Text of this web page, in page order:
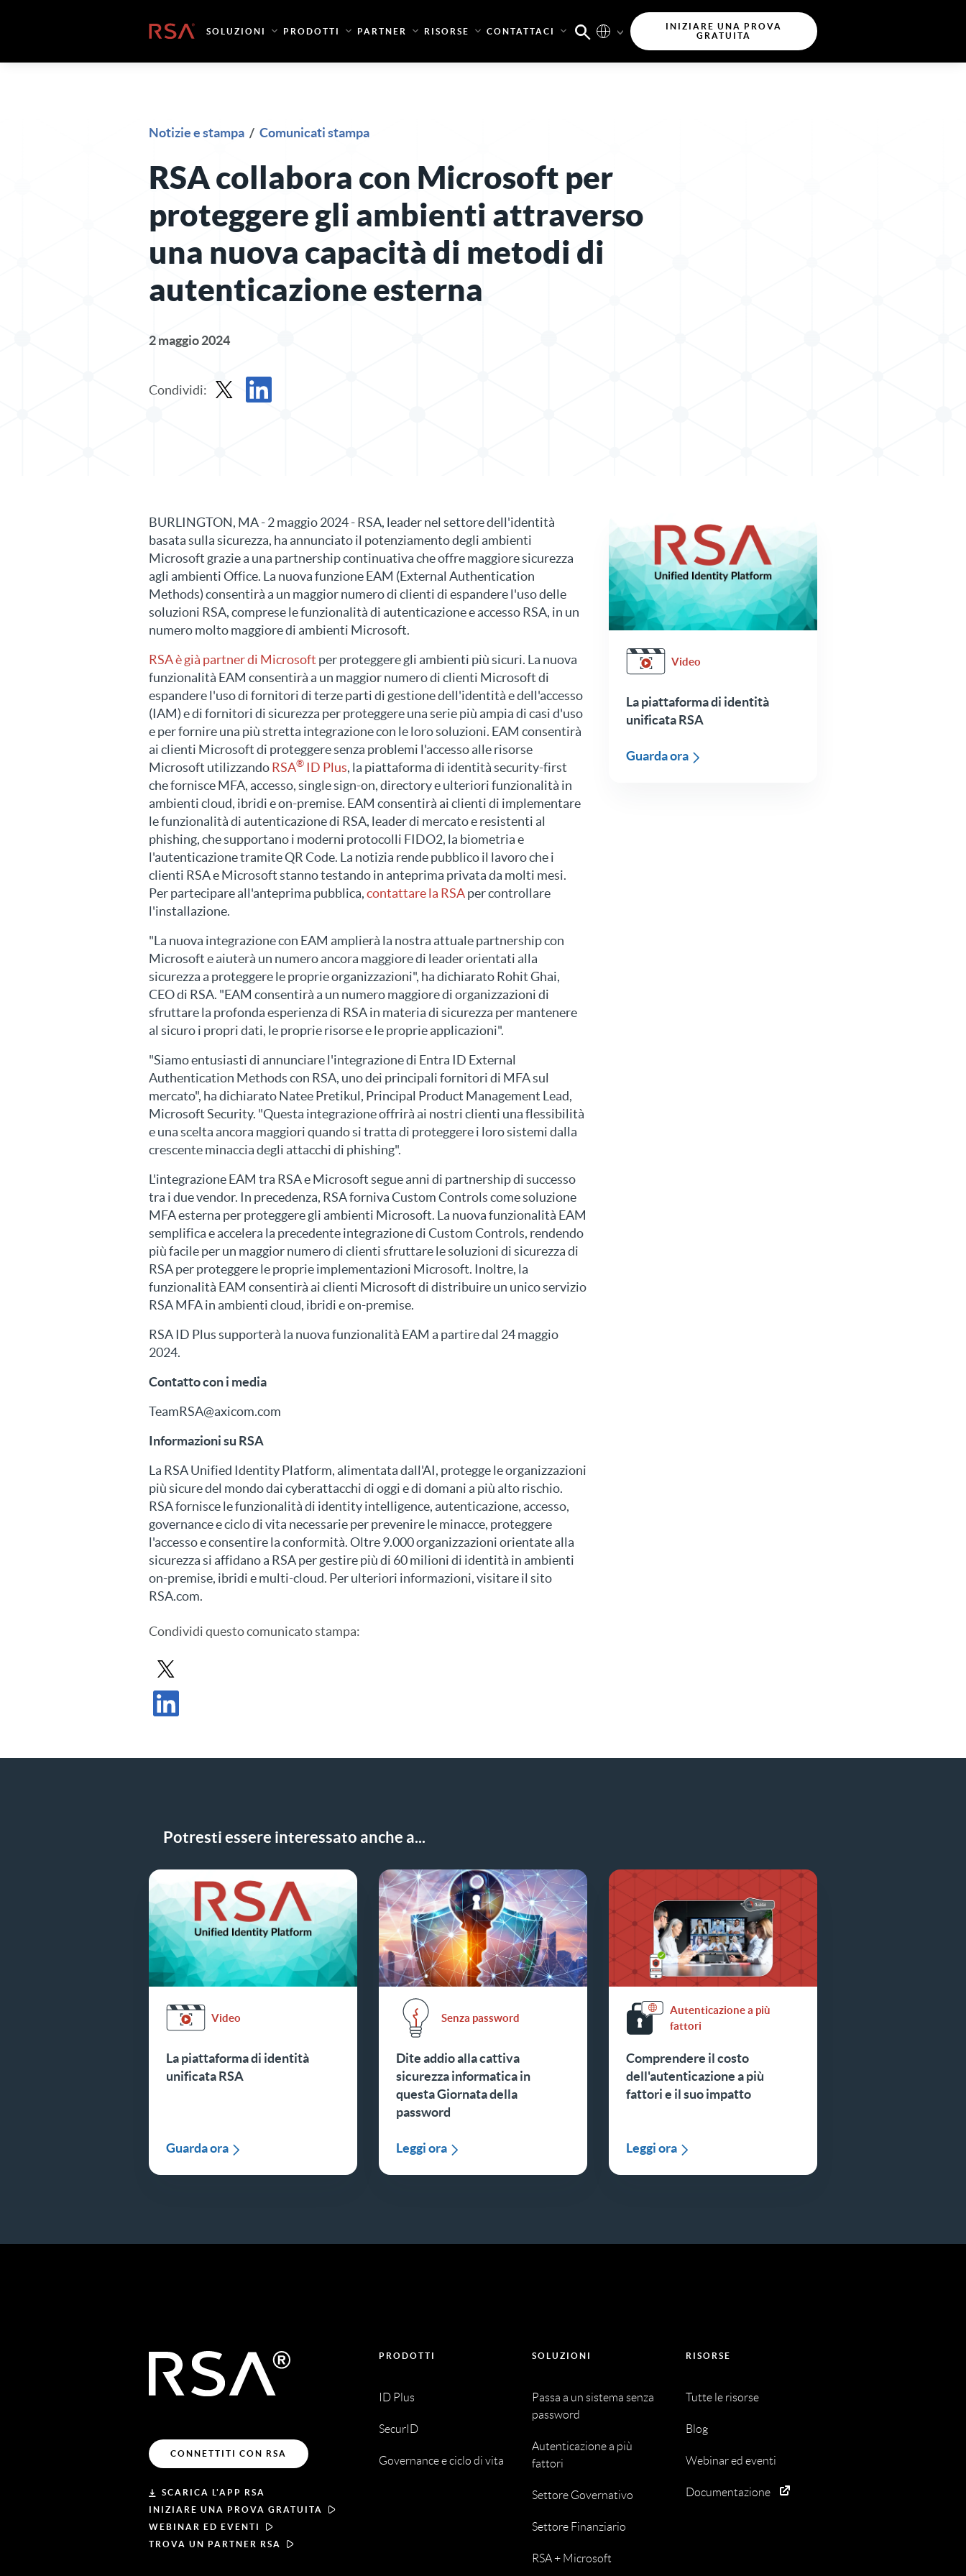
Casa SOLUZIONI PRODOTTI PARTNER RISORSE CONTATTACI
INIZIARE UNA PROVA
GRATUITA
Notizie e stampa / Comunicati stampa
RSA collabora con Microsoft per
proteggere gli ambienti attraverso
una nuova capacità di metodi di
autenticazione esterna
2 maggio 2024
Condividi:
BURLINGTON, MA - 2 maggio 2024 - RSA, leader nel settore dell'identità
basata sulla sicurezza, ha annunciato il potenziamento degli ambienti
Microsoft grazie a una partnership continuativa che offre maggiore sicurezza
agli ambienti Office. La nuova funzione EAM (External Authentication
Methods) consentirà a un maggior numero di clienti di espandere l'uso delle
soluzioni RSA, comprese le funzionalità di autenticazione e accesso RSA, in un
numero molto maggiore di ambienti Microsoft.
RSA è già partner di Microsoft per proteggere gli ambienti più sicuri. La nuova
funzionalità EAM consentirà a un maggior numero di clienti Microsoft di
espandere l'uso di fornitori di terze parti di gestione dell'identità e dell'accesso
(IAM) e di fornitori di sicurezza per proteggere una serie più ampia di casi d'uso
e per fornire una più stretta integrazione con le loro soluzioni. EAM consentirà
ai clienti Microsoft di proteggere senza problemi l'accesso alle risorse
Microsoft utilizzandoRSA® ID Plus, la piattaforma di identità security-first
che fornisce MFA, accesso, single sign-on, directory e ulteriori funzionalità in
ambienti cloud, ibridi e on-premise. EAM consentirà ai clienti di implementare
le funzionalità di autenticazione di RSA, leader di mercato e resistenti al
phishing, che supportano i moderni protocolli FIDO2, la biometria e
l'autenticazione tramite QR Code. La notizia rende pubblico il lavoro che i
clienti RSA e Microsoft stanno testando in anteprima privata da molti mesi.
Per partecipare all'anteprima pubblica,contattare la RSAper controllare
l'installazione.
"La nuova integrazione con EAM amplierà la nostra attuale partnership con
Microsoft e aiuterà un numero ancora maggiore di leader orientati alla
sicurezza a proteggere le proprie organizzazioni", ha dichiarato Rohit Ghai,
CEO di RSA. "EAM consentirà a un numero maggiore di organizzazioni di
sfruttare la profonda esperienza di RSA in materia di sicurezza per mantenere
al sicuro i propri dati, le proprie risorse e le proprie applicazioni".
"Siamo entusiasti di annunciare l'integrazione di Entra ID External
Authentication Methods con RSA, uno dei principali fornitori di MFA sul
mercato", ha dichiarato Natee Pretikul, Principal Product Management Lead,
Microsoft Security. "Questa integrazione offrirà ai nostri clienti una flessibilità
e una scelta ancora maggiori quando si tratta di proteggere i loro sistemi dalla
crescente minaccia degli attacchi di phishing".
L'integrazione EAM tra RSA e Microsoft segue anni di partnership di successo
tra i due vendor. In precedenza, RSA forniva Custom Controls come soluzione
MFA esterna per proteggere gli ambienti Microsoft. La nuova funzionalità EAM
semplifica e accelera la precedente integrazione di Custom Controls, rendendo
più facile per un maggior numero di clienti sfruttare le soluzioni di sicurezza di
RSA per proteggere le proprie implementazioni Microsoft. Inoltre, la
funzionalità EAM consentirà ai clienti Microsoft di distribuire un unico servizio
RSA MFA in ambienti cloud, ibridi e on-premise.
RSA ID Plus supporterà la nuova funzionalità EAM a partire dal 24 maggio
2024.
Contatto con i media
TeamRSA@axicom.com
Informazioni su RSA
La RSA Unified Identity Platform, alimentata dall'AI, protegge le organizzazioni
più sicure del mondo dai cyberattacchi di oggi e di domani a più alto rischio.
RSA fornisce le funzionalità di identity intelligence, autenticazione, accesso,
governance e ciclo di vita necessarie per prevenire le minacce, proteggere
l'accesso e consentire la conformità. Oltre 9.000 organizzazioni orientate alla
sicurezza si affidano a RSA per gestire più di 60 milioni di identità in ambienti
on-premise, ibridi e multi-cloud. Per ulteriori informazioni, visitare il sito
RSA.com.
Condividiquesto comunicato stampa:
Condividi il comunicato stampa in X
Video
La piattaforma di identità
unificata RSA
Guarda ora
Potresti essere interessato anche a...
Video
La piattaforma di identità
unificata RSA
Guarda ora
Senza password
Dite addio alla cattiva
sicurezza informatica in
questa Giornata della
password
Leggi ora
Autenticazione a più
fattori
Comprendere il costo
dell'autenticazione a più
fattori e il suo impatto
Leggi ora
CONNETTITI CON RSA
SCARICA L'APP RSA
INIZIARE UNA PROVA GRATUITA
WEBINAR ED EVENTI
TROVA UN PARTNER RSA
PRODOTTI
ID Plus
SecurID
Governance e ciclo di vita
SOLUZIONI
Passa a un sistema senza
password
Autenticazione a più
fattori
Settore Governativo
Settore Finanziario
RSA + Microsoft
RISORSE
Tutte le risorse
Blog
Webinar ed eventi
Documentazione